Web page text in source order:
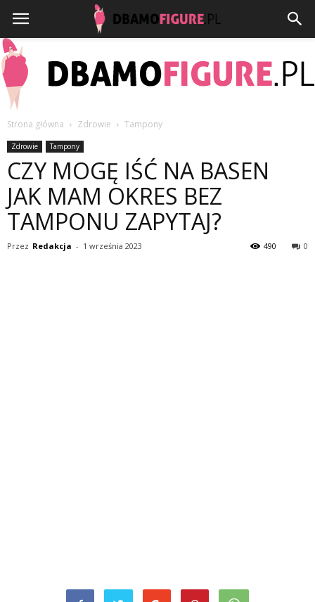
Strona główna Zdrowie Tampony
Zdrowie Tampony
CZY MOGĘ IŚĆ NA BASEN
JAK MAM OKRES BEZ
TAMPONU ZAPYTAJ?
Przez Redakcja - 1 września 2023 0
490